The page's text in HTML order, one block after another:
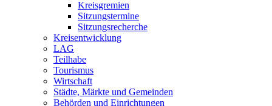
Kreisgremien
Sitzungstermine
Sitzungsrecherche
Kreisentwicklung
LAG
Teilhabe
Tourismus
Wirtschaft
Städte, Märkte und Gemeinden
Behörden und Einrichtungen